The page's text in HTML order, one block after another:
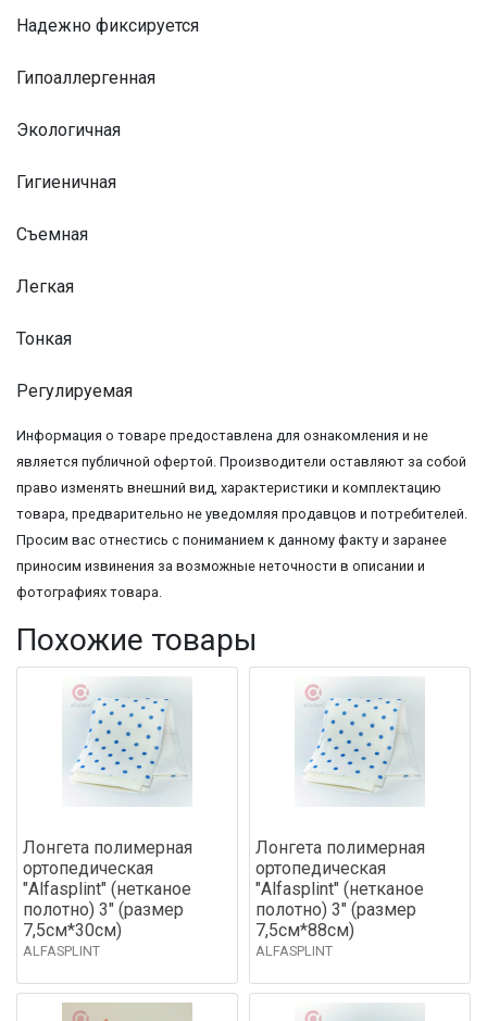
Надежно фиксируется
Гипоаллергенная
Экологичная
Гигиеничная
Съемная
Легкая
Тонкая
Регулируемая
Информация о товаре предоставлена для ознакомления и не
является публичной офертой. Производители оставляют за собой
право изменять внешний вид, характеристики и комплектацию
товара, предварительно не уведомляя продавцов и потребителей.
Просим вас отнестись с пониманием к данному факту и заранее
приносим извинения за возможные неточности в описании и
фотографиях товара.
Похожие товары
Лонгета полимерная
ортопедическая
"Alfasplint" (нетканое
полотно) 3" (размер
7,5см*30см)
ALFASPLINT
Лонгета полимерная
ортопедическая
"Alfasplint" (нетканое
полотно) 3" (размер
7,5см*88см)
ALFASPLINT